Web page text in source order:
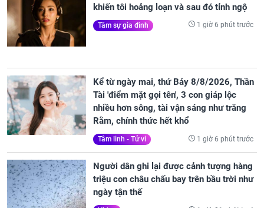
khiến tôi hoảng loạn và sau đó tỉnh ngộ
Tâm sự gia đình 1 giờ 6 phút trước
Kể từ ngày mai, thứ Bảy 8/8/2026, Thần
Tài 'điểm mặt gọi tên', 3 con giáp lộc
nhiều hơn sông, tài vận sáng như trăng
Rằm, chính thức hết khổ
Tâm linh - Tử vi 1 giờ 6 phút trước
Người dân ghi lại được cảnh tượng hàng
triệu con châu chấu bay trên bầu trời như
ngày tận thế